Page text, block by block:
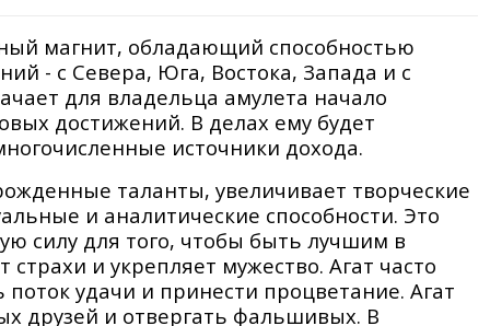
магнит, обладающий способностью
- с Севера, Юга, Востока, Запада и с
для владельца амулета начало
достижений. В делах ему будет
источники дохода.
таланты, увеличивает творческие
и аналитические способности. Это
силу для того, чтобы быть лучшим в
и укрепляет мужество. Агат часто
удачи и принести процветание. Агат
друзей и отвергать фальшивых. В